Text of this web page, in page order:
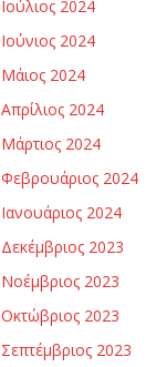
Ιούλιος 2024
Ιούνιος 2024
Μάιος 2024
Απρίλιος 2024
Μάρτιος 2024
Φεβρουάριος 2024
Ιανουάριος 2024
Δεκέμβριος 2023
Νοέμβριος 2023
Οκτώβριος 2023
Σεπτέμβριος 2023